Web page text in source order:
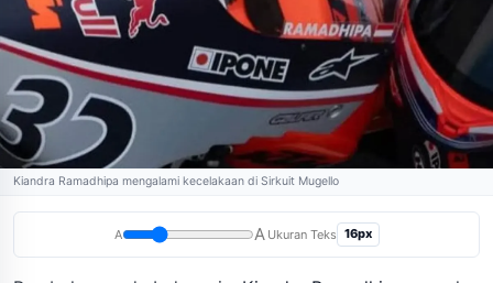
Kiandra Ramadhipa mengalami kecelakaan di Sirkuit Mugello
A A Ukuran Teks 16px